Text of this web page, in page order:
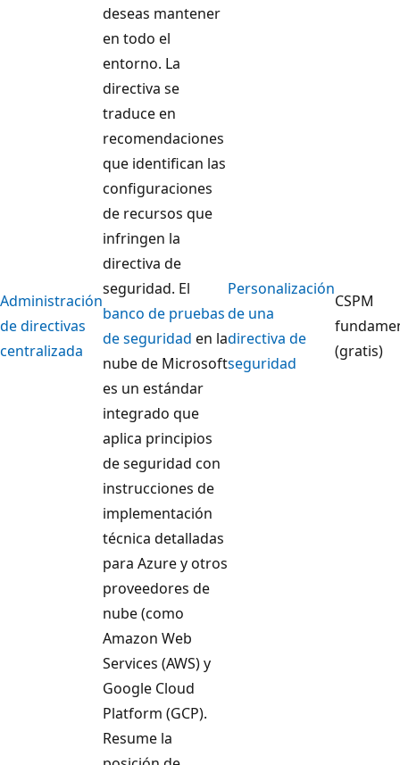
Administración
de directivas
centralizada
deseas mantener
en todo el
entorno. La
directiva se
traduce en
recomendaciones
que identifican las
configuraciones
de recursos que
infringen la
directiva de
seguridad. El
banco de pruebas
de seguridad en la
nube de Microsoft
es un estándar
integrado que
aplica principios
de seguridad con
instrucciones de
implementación
técnica detalladas
para Azure y otros
proveedores de
nube (como
Amazon Web
Services (AWS) y
Google Cloud
Platform (GCP).
Personalización
de una
directiva de
seguridad
CSPM
(gratis)
Resume la